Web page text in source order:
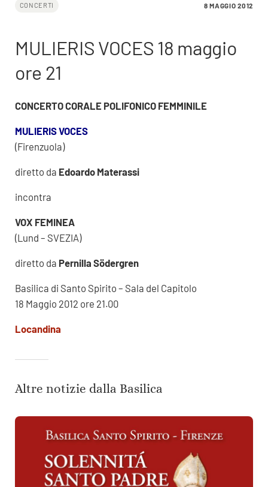
CONCERTI 8 MAGGIO 2012
MULIERIS VOCES 18 maggio
ore 21
CONCERTO CORALE POLIFONICO FEMMINILE
MULIERIS VOCES
(Firenzuola)
diretto da Edoardo Materassi
incontra
VOX FEMINEA
(Lund – SVEZIA)
diretto da Pernilla Södergren
Basilica di Santo Spirito – Sala del Capitolo
18 Maggio 2012 ore 21.00
Locandina
Altre notizie dalla Basilica